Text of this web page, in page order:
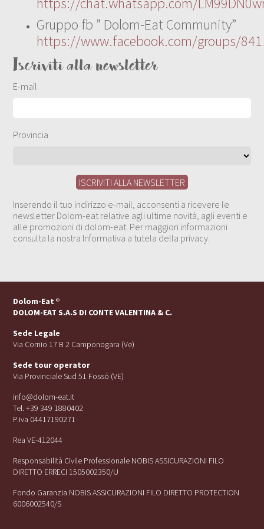
Gruppo fb ” Dolom-Eat Community”
https://www.facebook.com/groups/
Iscriviti alla newsletter
E-mail
Provincia
Inserendo il tuo indirizzo e-mail, acconsenti a ricevere le
newsletter Dolom-eat relative agli ultime novità, agli eventi e
alle promozioni di dolom-eat. Per maggiori informazioni
consulta la nostra Informativa a tutela della privacy.
Dolom-Eat ®
DOLOM-EAT S.A.S DI CONTE VALENTINA & C.
Sede Legale
Via Cornio 17 B 2 Camponogara (Ve)
Sede tour operator
Via Provinciale Sud 51 Fossó (VE)
info@dolom-eat.it
Tel. +39 349 1880402
P.iva 04417190271
Rea VE-412044
Responsabilità Civile Professionale NOBIS ASSICURAZIONI FILO
DIRETTO ERRECI 1505002350/U
Fondo Garanzia NOBIS ASSICURAZIONI FILO DIRETTO PROTECTION
6006002540/S